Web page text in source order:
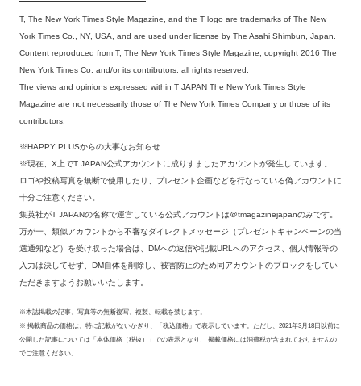
T, The New York Times Style Magazine, and the T logo are trademarks of The New
York Times Co., NY, USA, and are used under license by The Asahi Shimbun, Japan.
Content reproduced from T, The New York Times Style Magazine, copyright 2016 The
New York Times Co. and/or its contributors, all rights reserved.
The views and opinions expressed within T JAPAN The New York Times Style
Magazine are not necessarily those of The New York Times Company or those of its
contributors.
※HAPPY PLUSからの大事なお知らせ
※現在、X上でT JAPAN公式アカウントに成りすましたアカウントが発生しています。
ロゴや投稿写真を無断で使用したり、プレゼント企画などを行なっている偽アカウントに
十分ご注意ください。
集英社がT JAPANの名称で運営している公式アカウントは＠tmagazinejapanのみです。
万が一、類似アカウントから不審なダイレクトメッセージ（プレゼントキャンペーンの当
選通知など）を受け取った場合は、DMへの返信や記載URLへのアクセス、個人情報等の
入力は決してせず、DM自体を削除し、被害防止のため同アカウントのブロックをしてい
ただきますようお願いいたします。
※本誌掲載の記事、写真等の無断複写、複製、転載を禁じます。
※ 掲載商品の価格は、特に記載がないかぎり、「税込価格」で表示しています。ただし、2021年3月18日以前に
公開した記事については「本体価格（税抜）」での表示となり、 掲載価格には消費税が含まれておりませんの
でご注意ください。